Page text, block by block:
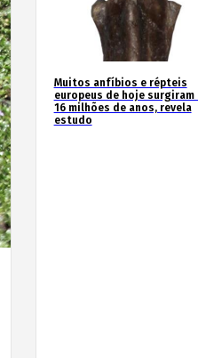
Muitos anfíbios e répteis
europeus de hoje surgiram
16 milhões de anos, revela
estudo